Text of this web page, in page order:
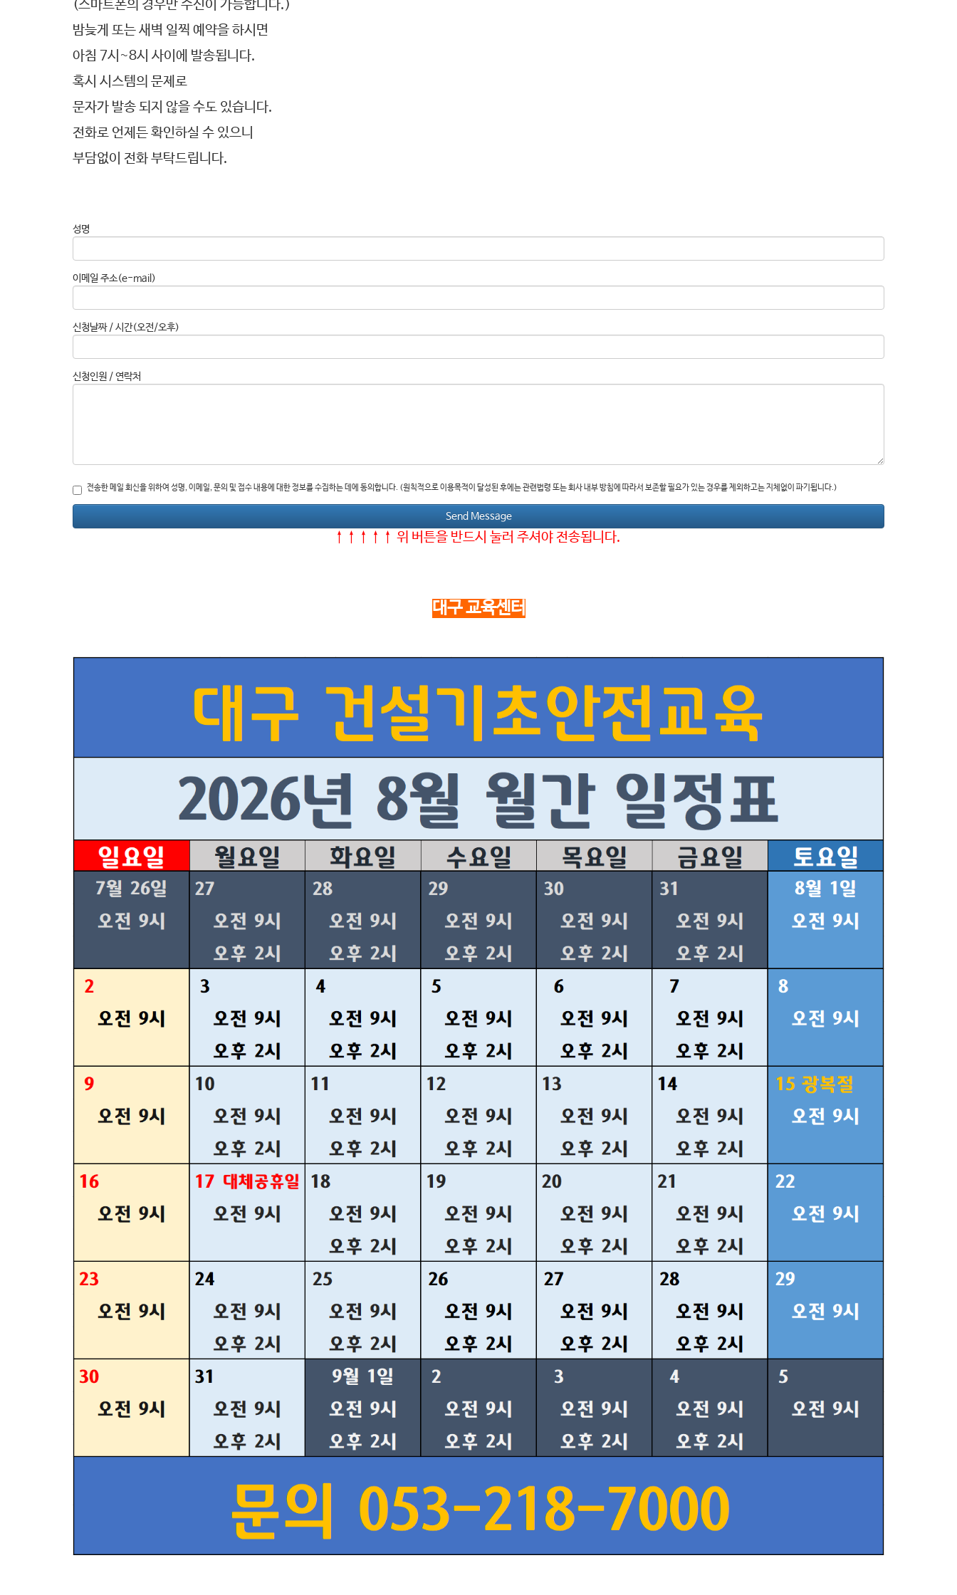
(스마트폰의 경우만 수신이 가능합니다.)
밤늦게 또는 새벽 일찍 예약을 하시면
아침 7시~8시 사이에 발송됩니다.
혹시 시스템의 문제로
문자가 발송 되지 않을 수도 있습니다.
전화로 언제든 확인하실 수 있으니
부담없이 전화 부탁드립니다.
전송한 메일 회신을 위하여 성명, 이메일, 문의 및 접수 내용에 대한 정보를 수집하는 데에 동의합니다. (원칙적으로 이용목적이 달성된 후에는 관련법령 또는 회사 내부 방침에 따라서 보존할 필요가 있는 경우를 제외하고는 지체없이 파기됩니다.)
↑↑↑↑↑ 위 버튼을 반드시 눌러 주셔야 전송됩니다.
대구 교육센터